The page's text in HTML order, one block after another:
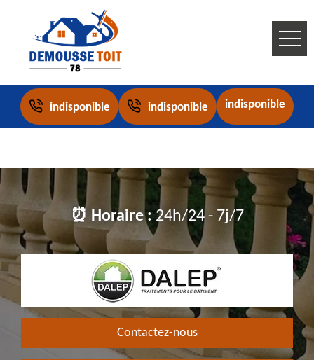
indisponible indisponible indisponible
⏰ Horaire :24h/24 - 7j/7
Contactez-nous